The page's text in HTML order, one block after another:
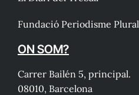
Fundació Periodisme Plural
ON SOM?
Carrer Bailén 5, principal.
08010, Barcelona